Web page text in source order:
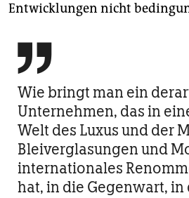
Entwicklungen nicht

Wie bringt man ein
Unternehmen, das in
Welt des Luxus und der
Bleiverglasungen und
internationales
hat, in die Gegenwart, in